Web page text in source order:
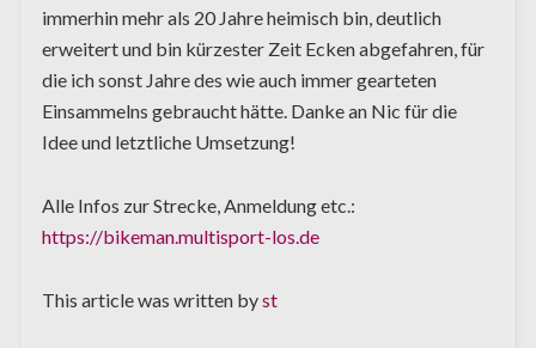
immerhin mehr als 20 Jahre heimisch bin, deutlich
erweitert und bin kürzester Zeit Ecken abgefahren, für
die ich sonst Jahre des wie auch immer gearteten
Einsammelns gebraucht hätte. Danke an Nic für die
Idee und letztliche Umsetzung!
Alle Infos zur Strecke, Anmeldung etc.:
https://bikeman.multisport-los.de
This article was written byst